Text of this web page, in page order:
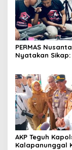
PERMAS
Nyatakan
Efektivitas
AKP Teguh
Kalapanunggal